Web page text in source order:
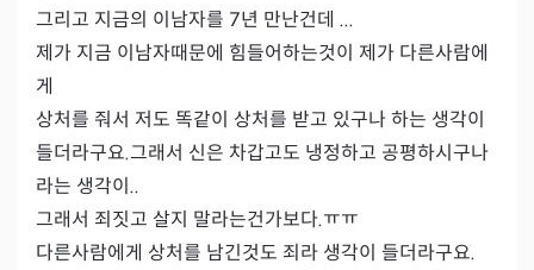
그리고 지금의 이남자를 7년 만난건데 ...
제가 지금 이남자때문에 힘들어하는것이 제가 다른사람에
게
상처를 줘서 저도 똑같이 상처를 받고 있구나 하는 생각이
들더라구요.그래서 신은 차갑고도 냉정하고 공평하시구나
라는 생각이..
그래서 죄짓고 살지 말라는건가보다.ㅠㅠ
다른사람에게 상처를 남긴것도 죄라 생각이 들더라구요.